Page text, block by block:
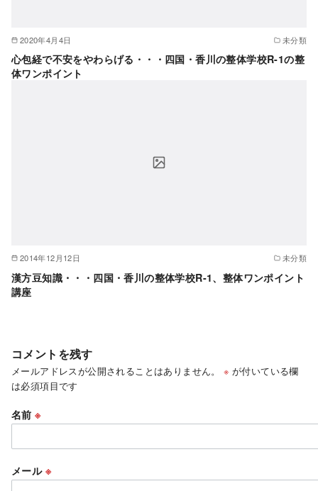
2020年4月4日 未分類
心包経で不安をやわらげる・・・四国・香川の整体学校R-1の整
体ワンポイント
2014年12月12日 未分類
漢方豆知識・・・四国・香川の整体学校R-1、整体ワンポイント
講座
コメントを残す
メールアドレスが公開されることはありません。 ※ が付いている欄
は必須項目です
名前※
メール ※